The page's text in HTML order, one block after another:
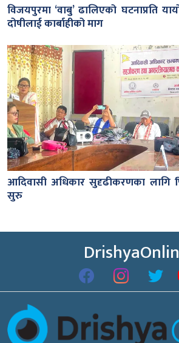
विजयपुरमा ‘वाबु’ ढालिएको घटनाप्रति
दोषीलाई कार्बाहीको माग
आदिवासी अधिकार सुदृढीकरणका लागि
सुरु